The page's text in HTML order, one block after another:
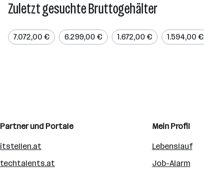
Zuletzt gesuchte Bruttogehälter
7.072,00 € 6.299,00 € 1.672,00 € 1.594,00 €
Partner und Portale
itstellen.at
techtalents.at
Mein Profil
Lebenslauf
Job-Alarm